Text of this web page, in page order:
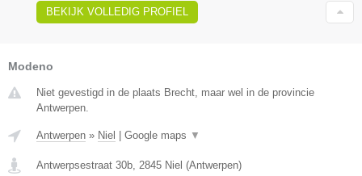
BEKIJK VOLLEDIG PROFIEL
Modeno
Niet gevestigd in de plaats Brecht, maar wel in de provincie
Antwerpen.
Antwerpen » Niel Google maps ▼
Antwerpsestraat 30b, 2845 Niel (Antwerpen)